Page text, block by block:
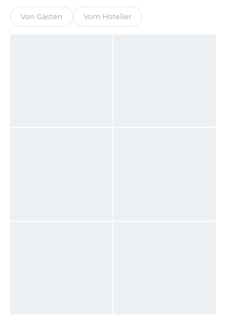
Von Gästen Vom Hotelier